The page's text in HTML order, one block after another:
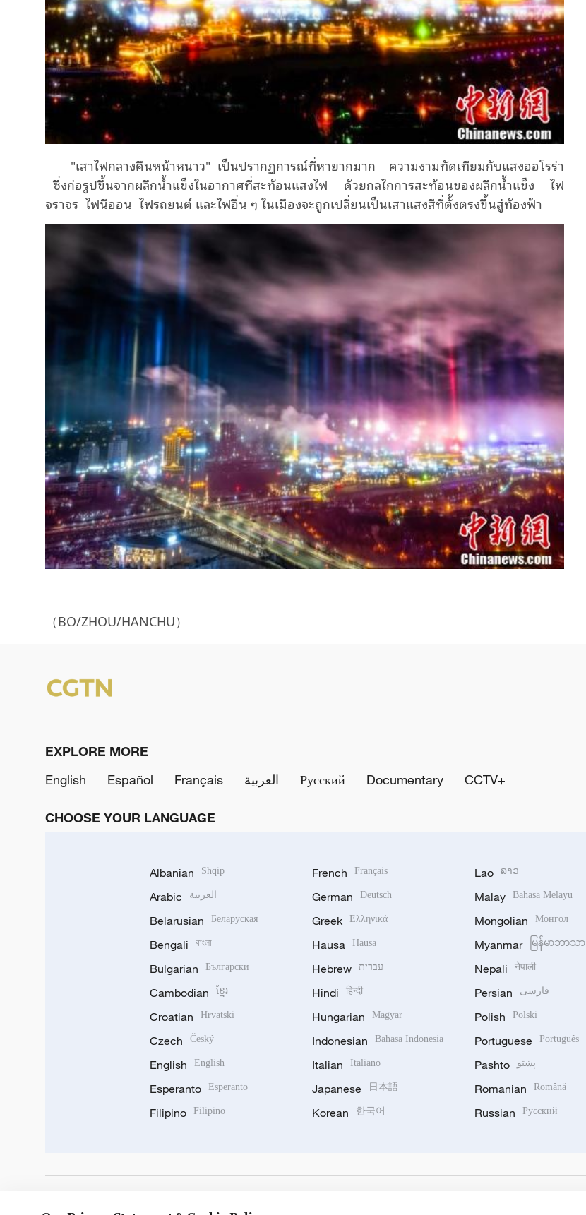
"เสาไฟกลางคืนหน้าหนาว" เป็นปรากฏการณ์ที่หายากมาก ความงามทัดเทียมกับแสงออโรร่า
ซึ่งก่อรูปขึ้นจากผลึกน้ำแข็งในอากาศที่สะท้อนแสงไฟ ด้วยกลไกการสะท้อนของผลึกน้ำแข็ง ไฟ
จราจร ไฟนีออน ไฟรถยนต์ และไฟอื่น ๆ ในเมืองจะถูกเปลี่ยนเป็นเสาแสงสีที่ตั้งตรงขึ้นสู่ท้องฟ้า
（BO/ZHOU/HANCHU）
EXPLORE MORE
English
Español Français العربية Русский Documentary CCTV+
CHOOSE YOUR LANGUAGE
Albanian Shqip
Arabic العربية
Belarusian Беларуская
Bengali বাংলা
Bulgarian Български
Cambodian ខ្មែរ
Croatian Hrvatski
Czech Český
English English
Esperanto Esperanto
Filipino Filipino
French Français
German Deutsch
Greek Ελληνικά
Hausa Hausa
Hebrew עברית
Hindi हिन्दी
Hungarian Magyar
Indonesian Bahasa Indonesia
Italian Italiano
Japanese 日本語
Korean 한국어
Lao ລາວ
Malay Bahasa Melayu
Mongolian Монгол
Myanmar မြန်မာဘာသာ
Nepali नेपाली
Persian فارسی
Polish Polski
Portuguese Português
Pashto پښتو
Romanian Română
Russian Русский